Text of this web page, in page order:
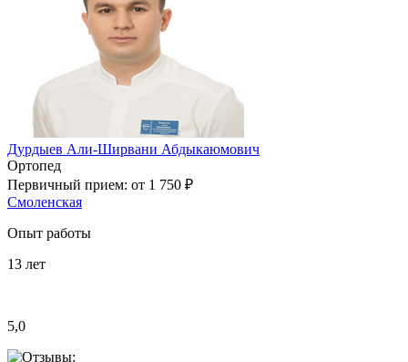
Дурдыев Али-Ширвани Абдыкаюмович
Ортопед
Первичный прием: от 1 750 ₽
Смоленская
Опыт работы
13 лет
5,0